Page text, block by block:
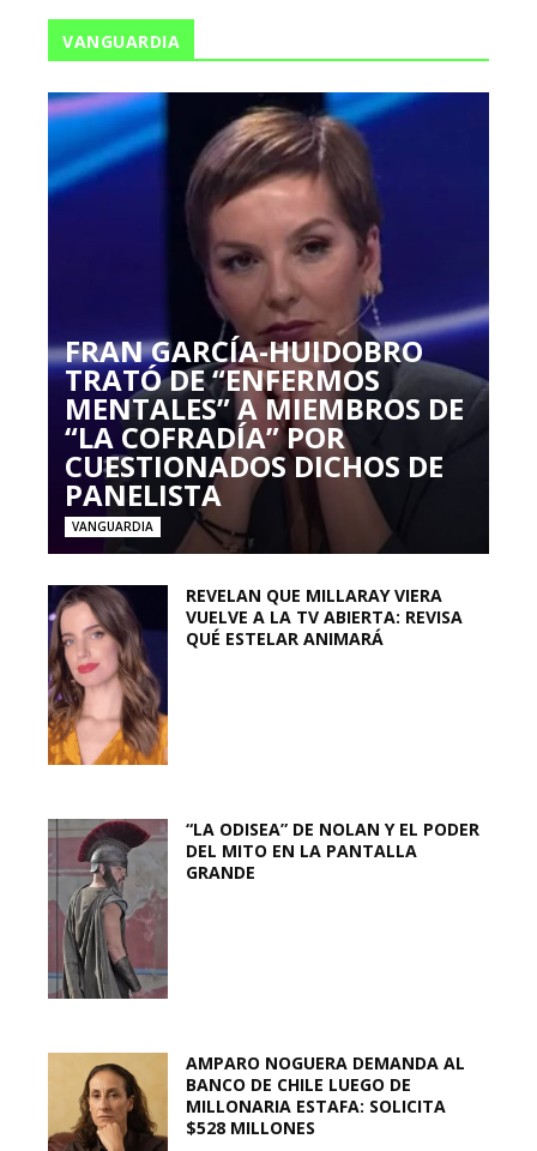
VANGUARDIA
FRAN GARCÍA-HUIDOBRO
TRATÓ DE “ENFERMOS
MENTALES” A MIEMBROS DE
“LA COFRADÍA” POR
CUESTIONADOS DICHOS DE
PANELISTA
VANGUARDIA
REVELAN QUE MILLARAY VIERA
VUELVE A LA TV ABIERTA: REVISA
QUÉ ESTELAR ANIMARÁ
“LA ODISEA” DE NOLAN Y EL PODER
DEL MITO EN LA PANTALLA
GRANDE
AMPARO NOGUERA DEMANDA AL
BANCO DE CHILE LUEGO DE
MILLONARIA ESTAFA: SOLICITA
$528 MILLONES